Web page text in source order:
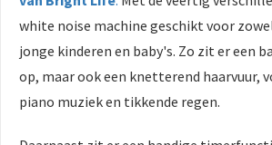
white noise machine geschikt voor
jonge kinderen en baby's. Zo zit er een
op, maar ook een knetterend haarvuur,
piano muziek en tikkende regen.